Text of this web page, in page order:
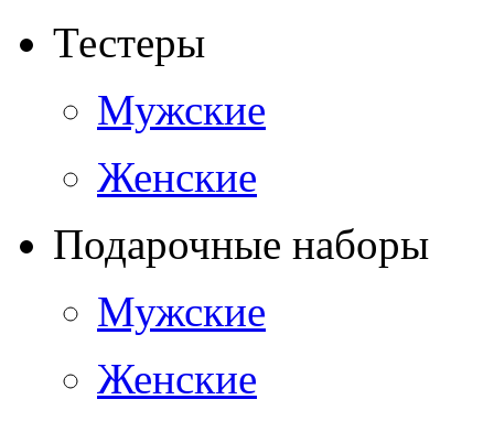
Тестеры
Мужские
Женские
Подарочные наборы
Мужские
Женские